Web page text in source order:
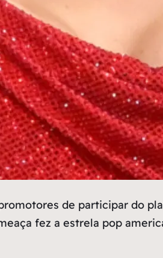
de participar do
fez a estrela pop